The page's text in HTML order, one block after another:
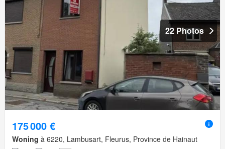
22 Photos
175 000 €
Woning à 6220, Lambusart, Fleurus, Province de Hainaut